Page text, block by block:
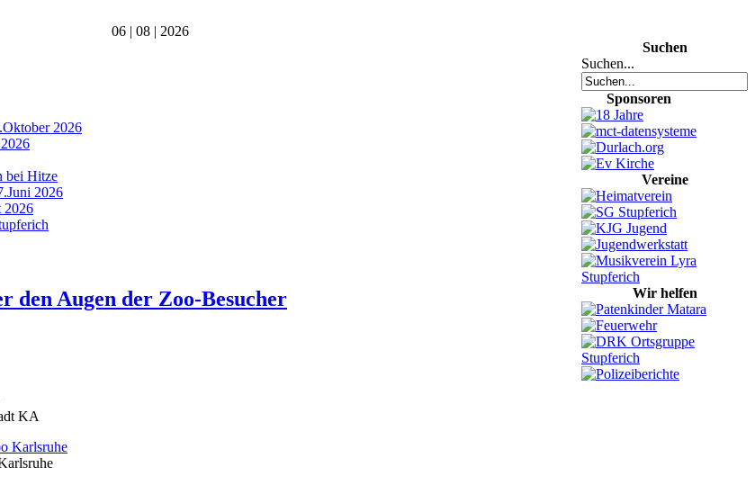
06 | 08 | 2026
2026
bei Hitze
2026
2026
Augen der Zoo-Besucher
KA
Suchen
Suchen...
Sponsoren
Vereine
Wir helfen